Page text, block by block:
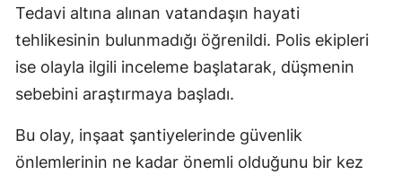
Tedavi altına alınan vatandaşın hayati
tehlikesinin bulunmadığı öğrenildi. Polis ekipleri
ise olayla ilgili inceleme başlatarak, düşmenin
sebebini araştırmaya başladı.
Bu olay, inşaat şantiyelerinde güvenlik
önlemlerinin ne kadar önemli olduğunu bir kez